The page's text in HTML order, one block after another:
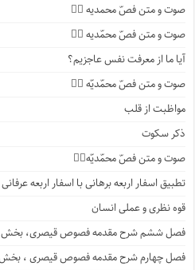
صوت و متن فصّ محمدیه ۴️⃣
صوت و متن فصّ محمّدیه ۳️⃣
آیا ما از معرفت نفس عاجزیم؟
صوت و متن فصّ محمّدیّه ۲️⃣
مواظبت از قلب
ذکر سکوت
صوت و متن فصّ محمّدیّه۱️⃣
تطبیق اسفار اربعه برهانی با اسفار اربعه
قوه نظری و عملی انسان
فصل ششم شرح مقدمه فصوص قیصری،
فصل چهارم شرح مقدمه فصوص قیصری ،